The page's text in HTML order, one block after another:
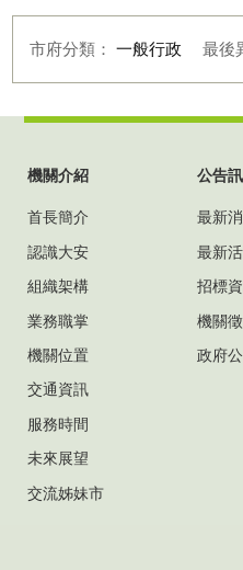
市府分類： 一般行政 最後
機關介紹
首長簡介
認識大安
組織架構
業務職掌
機關位置
交通資訊
服務時間
未來展望
交流姊妹市
公告
最新
最新
招標
機關
政府